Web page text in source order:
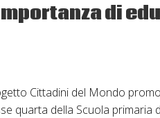
di
Cittadini del Mondo
quarta della Scuola primaria